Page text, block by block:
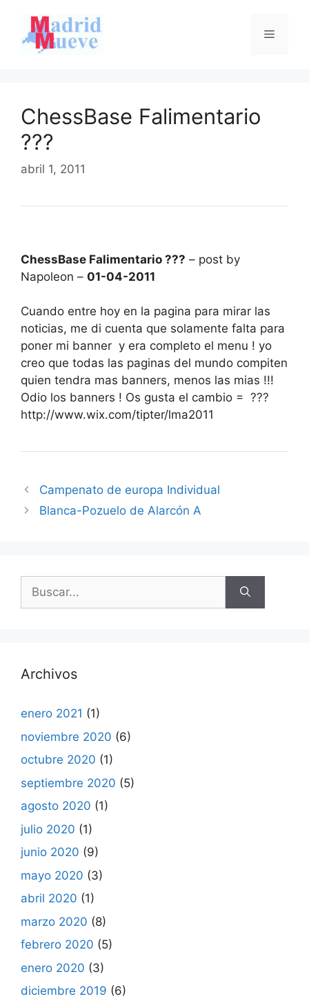
contenido
Menú
ChessBase Falimentario
???
abril 1, 2011
ChessBase Falimentario ??? – post by
Napoleon – 01-04-2011
Cuando entre hoy en la pagina para mirar las
noticias, me di cuenta que solamente falta para
poner mi banner y era completo el menu ! yo
creo que todas las paginas del mundo compiten
quien tendra mas banners, menos las mias !!!
Odio los banners ! Os gusta el cambio = ???
http://www.wix.com/tipter/lma2011
Campenato de europa Individual
Blanca-Pozuelo de Alarcón A
Buscar:
Archivos
enero 2021 (1)
noviembre 2020 (6)
octubre 2020 (1)
septiembre 2020 (5)
agosto 2020 (1)
julio 2020 (1)
junio 2020 (9)
mayo 2020 (3)
abril 2020 (1)
marzo 2020 (8)
febrero 2020 (5)
enero 2020 (3)
diciembre 2019 (6)